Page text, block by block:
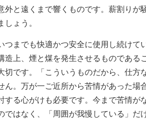
と遠くまで響くものです。薪割りが
ょう。
までも快適かつ安全に使用し続けて
上、煙と煤を発生させるものである
です。「こういうものだから、仕方
。万が一ご近所から苦情があった場
る心がけも必要です。今まで苦情が
はなく、「周囲が我慢している」だ